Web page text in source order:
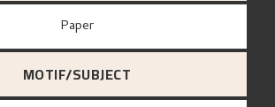
paper
MOTIF/SUBJECT